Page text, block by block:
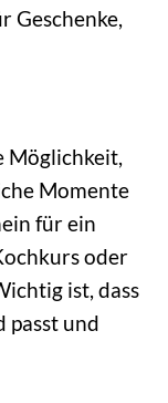
Geschenke,
Möglichkeit,
Momente
für ein
oder
ist, dass
passt und